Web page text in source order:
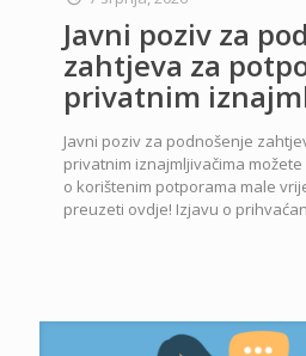
Javni poziv za
zahtjeva za
privatnim
Javni poziv za podnošenje
privatnim iznajmljivačima
o korištenim potporama male
preuzeti ovdje! Izjavu o